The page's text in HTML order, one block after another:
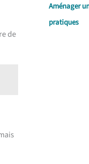
de
Aménager
pratiques